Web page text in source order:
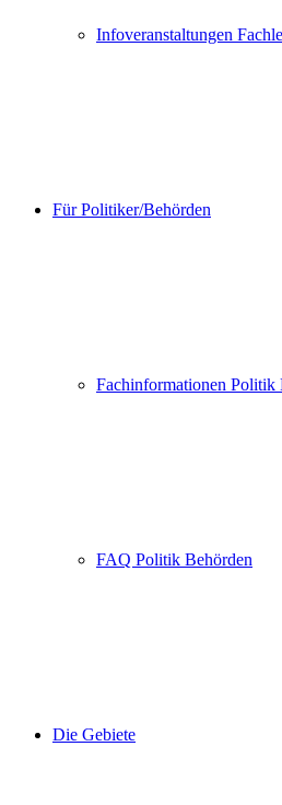
Infoveranstaltungen
Für Politiker/Behörden
Fachinformationen Politik
FAQ Politik Behörden
Die Gebiete